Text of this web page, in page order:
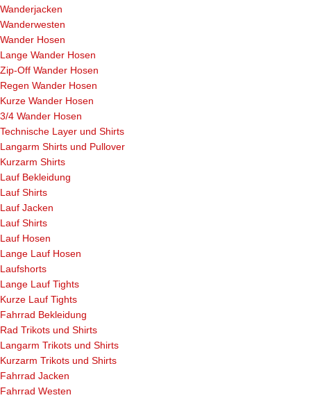
Wanderjacken
Wanderwesten
Wander Hosen
Lange Wander Hosen
Zip-Off Wander Hosen
Regen Wander Hosen
Kurze Wander Hosen
3/4 Wander Hosen
Technische Layer und Shirts
Langarm Shirts und Pullover
Kurzarm Shirts
Lauf Bekleidung
Lauf Shirts
Lauf Jacken
Lauf Shirts
Lauf Hosen
Lange Lauf Hosen
Laufshorts
Lange Lauf Tights
Kurze Lauf Tights
Fahrrad Bekleidung
Rad Trikots und Shirts
Langarm Trikots und Shirts
Kurzarm Trikots und Shirts
Fahrrad Jacken
Fahrrad Westen